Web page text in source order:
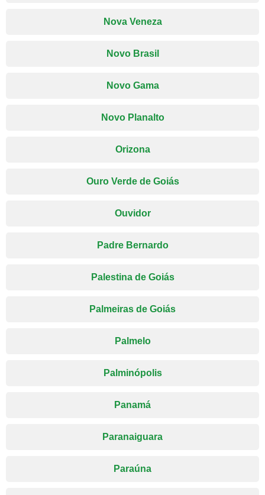
Nova Veneza
Novo Brasil
Novo Gama
Novo Planalto
Orizona
Ouro Verde de Goiás
Ouvidor
Padre Bernardo
Palestina de Goiás
Palmeiras de Goiás
Palmelo
Palminópolis
Panamá
Paranaiguara
Paraúna